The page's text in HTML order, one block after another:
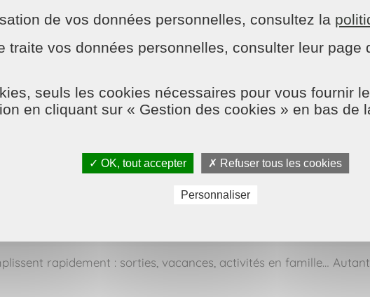
proche de vous
sur-Yon, c’est faire le choix de la simplicité et de la confiance.
souple, une meilleure réactivité et un accompagnement
à vos attentes et à votre rythme de vie.
de service constante et une relation durable.
ce qui compte
rapidement : sorties, vacances, activités en famille…
de vos données personnelles, consultez la
traite vos données personnelles, consulter leur page
seuls les cookies nécessaires pour vous fournir
en cliquant sur « Gestion des cookies » en bas de
✓ OK, tout accepter ✗ Refuser tous les cookies
Personnaliser